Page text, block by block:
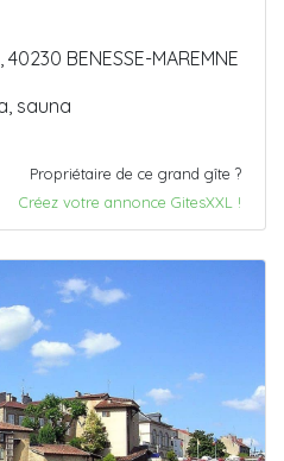
BENESSE-MAREMNE
sauna
Propriétaire de ce grand gîte ?
Créez votre annonce GitesXXL !